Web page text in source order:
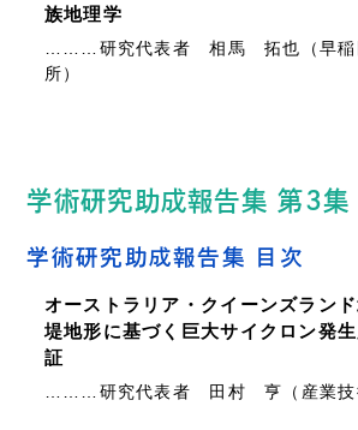
族地理学
………研究代表者 相馬 拓也（早稲
所）
学術研究助成報告集 第3集
学術研究助成報告集 目次
オーストラリア・クイーンズラン
堤地形に基づく巨大サイクロン発
証
………研究代表者 田村 亨（産業技